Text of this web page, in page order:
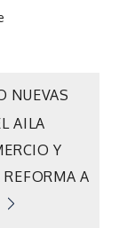
NUEVAS
AILA
Y
A